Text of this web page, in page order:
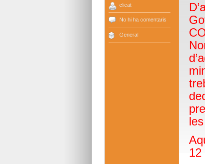
clicat
No hi ha comentaris
General
12